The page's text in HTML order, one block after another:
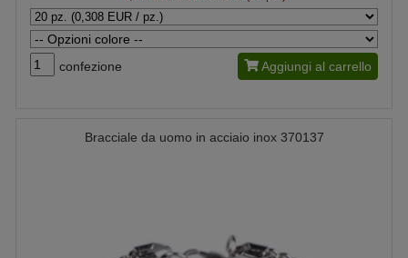
confezione Aggiungi al carrello
Bracciale da uomo in acciaio inox 370137